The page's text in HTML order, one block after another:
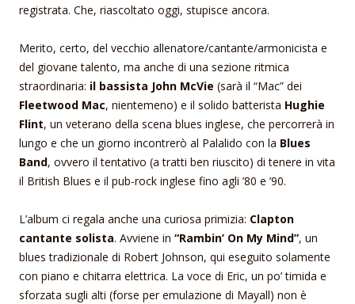
registrata. Che, riascoltato oggi, stupisce ancora.
Merito, certo, del vecchio allenatore/cantante/armonicista e
del giovane talento, ma anche di una sezione ritmica
straordinaria: il bassista John McVie (sarà il “Mac” dei
Fleetwood Mac, nientemeno) e il solido batterista Hughie
Flint, un veterano della scena blues inglese, che percorrerà in
lungo e che un giorno incontrerò al Palalido con la Blues
Band, ovvero il tentativo (a tratti ben riuscito) di tenere in vita
il British Blues e il pub-rock inglese fino agli ’80 e ’90.
L’album ci regala anche una curiosa primizia: Clapton
cantante solista. Avviene in “Rambin’ On My Mind”, un
blues tradizionale di Robert Johnson, qui eseguito solamente
con piano e chitarra elettrica. La voce di Eric, un po’ timida e
sforzata sugli alti (forse per emulazione di Mayall) non è